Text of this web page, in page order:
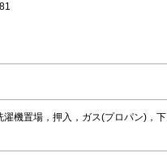
機置場，押入，ガス(プロパン)，下